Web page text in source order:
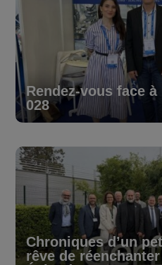
Rendez-vous face à
028
Chroniques d’un
rêve de